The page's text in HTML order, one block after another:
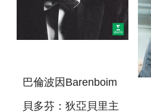
巴倫波因Barenboim
貝多芬：狄亞貝里主